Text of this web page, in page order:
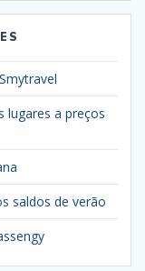
lugares a preços
saldos de verão